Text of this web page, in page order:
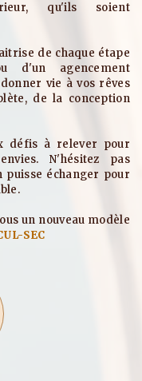
qu'ils soient
de chaque étape
d'un agencement
vie à vos rêves
de la conception
défis à relever pour
N'hésitez pas
échanger pour
un nouveau modèle
SEC